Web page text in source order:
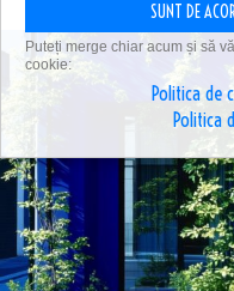
SUNT DE
Puteți merge chiar acum și să
cookie:
Politica de
Politica